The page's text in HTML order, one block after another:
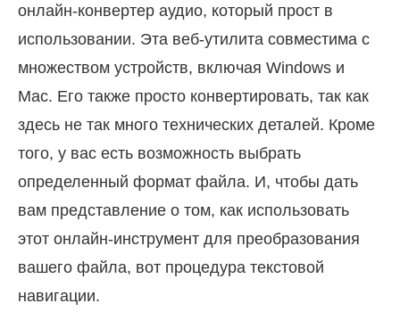
онлайн-конвертер аудио, который прост в
использовании. Эта веб-утилита совместима с
множеством устройств, включая Windows и
Mac. Его также просто конвертировать, так как
здесь не так много технических деталей. Кроме
того, у вас есть возможность выбрать
определенный формат файла. И, чтобы дать
вам представление о том, как использовать
этот онлайн-инструмент для преобразования
вашего файла, вот процедура текстовой
навигации.